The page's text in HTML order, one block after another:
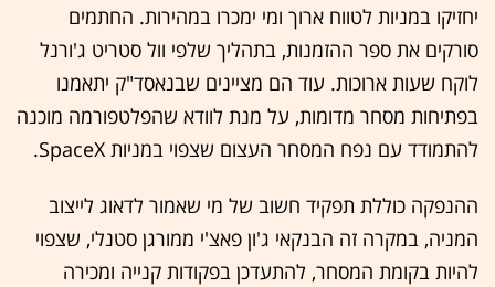
יחזיקו במניות לטווח ארוך ומי ימכרו במהירות. החתמים
סורקים את ספר ההזמנות, בתהליך שלפי וול סטריט ג'ורנל
לוקח שעות ארוכות. עוד הם מציינים שבנאסד"ק יתאמנו
בפתיחות מסחר מדומות, על מנת לוודא שהפלטפורמה מוכנה
להתמודד עם נפח המסחר העצום שצפוי במניות SpaceX.
ההנפקה כוללת תפקיד חשוב של מי שאמור לדאוג לייצוב
המניה, במקרה זה הבנקאי ג'ון פאצ'י ממורגן סטנלי, שצפוי
להיות בקומת המסחר, להתעדכן בפקודות קנייה ומכירה